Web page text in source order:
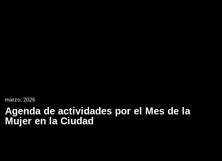
marzo, 2026
Agenda de actividades por el Mes de la
Mujer en la Ciudad